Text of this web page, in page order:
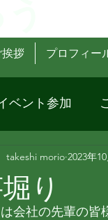
拶 プロフィー
ベント参加
り
takeshi morio 2023年
会社の先輩の皆